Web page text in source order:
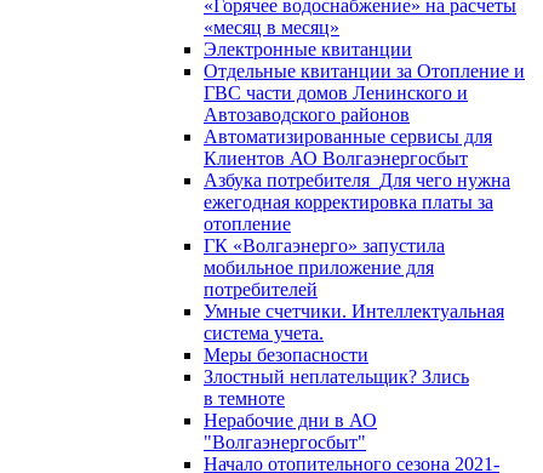
«Горячее водоснабжение» на расчеты
«месяц в месяц»
Электронные квитанции
Отдельные квитанции за Отопление и
ГВС части домов Ленинского и
Автозаводского районов
Автоматизированные сервисы для
Клиентов АО Волгаэнергосбыт
Азбука потребителя_Для чего нужна
ежегодная корректировка платы за
отопление
ГК «Волгаэнерго» запустила
мобильное приложение для
потребителей
Умные счетчики. Интеллектуальная
система учета.
Меры безопасности
Злостный неплательщик? Злись
в темноте
Нерабочие дни в АО
"Волгаэнергосбыт"
Начало отопительного сезона 2021-